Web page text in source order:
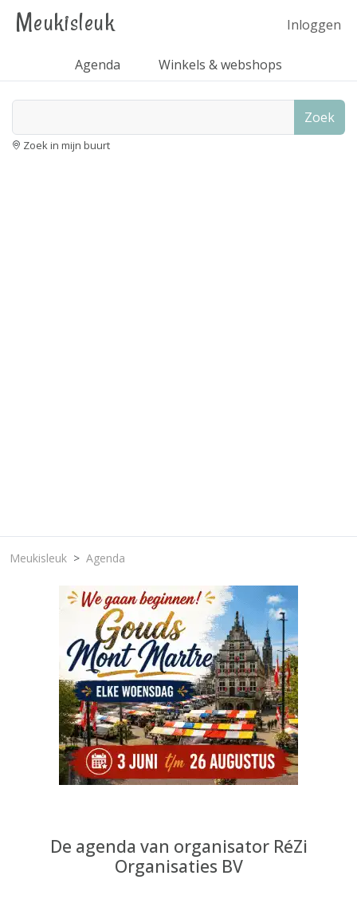
Meukisleuk Inloggen
Agenda Winkels & webshops
Zoek
Zoek in mijn buurt
Meukisleuk Agenda
De agenda van organisator RéZi
Organisaties BV